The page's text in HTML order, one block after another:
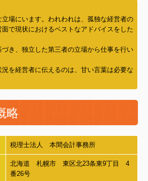
場にいます。われわれは、孤独な経営者の
で現状におけるベストなアドバイスをした
き、独立した第三者の立場から仕事を行い
を経営者に伝えるのは、甘い言葉は必要な
略
税理士法人 本間会計事務所
北海道 札幌市 東区北23条東9丁目 4
番26号